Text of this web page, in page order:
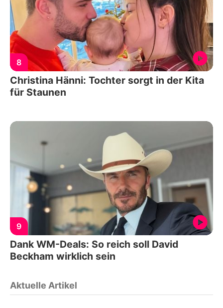
8
Christina Hänni: Tochter sorgt in der Kita
für Staunen
9
Dank WM-Deals: So reich soll David
Beckham wirklich sein
Aktuelle Artikel